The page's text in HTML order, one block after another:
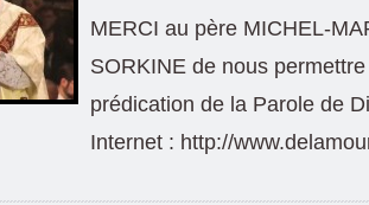
MERCI au père MICHEL-
SORKINE de nous
prédication de la Parole de
Internet : http://